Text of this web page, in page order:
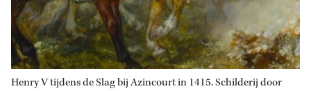
Henry V tijdens de Slag bij Azincourt in 1415. Schilderij door